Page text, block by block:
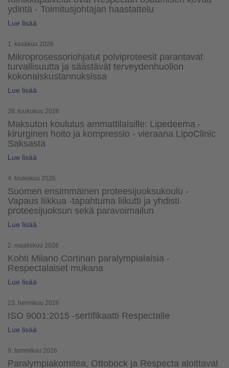
ydintä - Toimitusjohtajan haastattelu
Lue lisää
1. kesäkuu 2026
Mikroprosessoriohjatut polviproteesit parantavat
turvallisuutta ja säästävät terveydenhuollon
kokonaiskustannuksissa
Lue lisää
28. toukokuu 2026
Maksuton koulutus ammattilaisille: Lipedeema -
kirurginen hoito ja kompressio - vieraana LipoClinic
Saksasta
Lue lisää
4. toukokuu 2026
Suomen ensimmäinen proteesijuoksukoulu -
Vapaus liikkua -tapahtuma liikutti ja yhdisti
proteesijuoksun sekä paravoimailun
Lue lisää
2. maaliskuu 2026
Kohti Milano Cortinan paralympialaisia -
Respectalaiset mukana
Lue lisää
23. helmikuu 2026
ISO 9001:2015 -sertifikaatti Respectalle
Lue lisää
9. tammikuu 2026
Paralympiakomitea, Ottobock ja Respecta aloittavat